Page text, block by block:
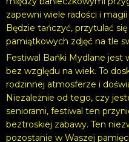
zapewni wiele radości i
Będzie tańczyć, przytulać
pamiątkowych zdjęć na tle
Festiwal Bańki Mydlane jest
bez względu na wiek. To
rodzinnej atmosferze i
Niezależnie od tego, czy
seniorami, festiwal ten
beztroskiej zabawy. Ten
pozostanie w Waszej